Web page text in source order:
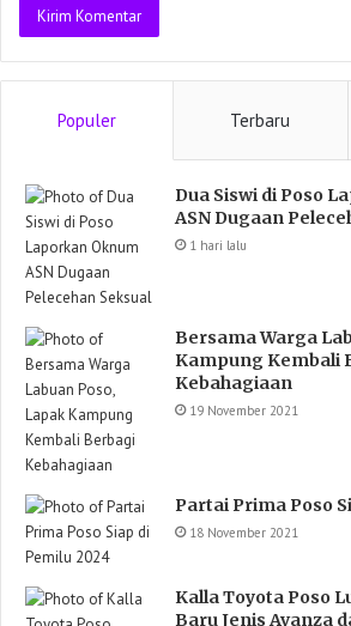
Populer Terbaru
Dua Siswi di Poso
ASN Dugaan
1 hari lalu
Bersama Warga
Kampung Kembali
Kebahagiaan
19 November 2021
Partai Prima Poso
18 November 2021
Kalla Toyota Poso
Baru Jenis Avanza